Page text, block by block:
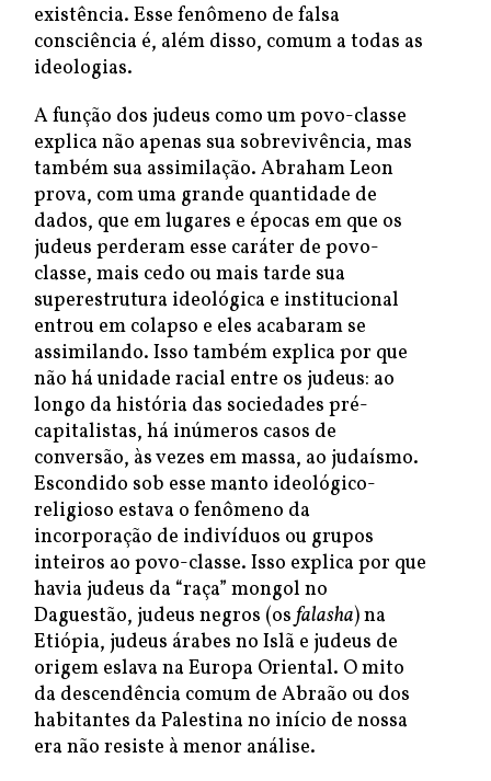
existência. Esse fenômeno de falsa
consciência é, além disso, comum a todas as
ideologias.
A função dos judeus como um povo-classe
explica não apenas sua sobrevivência, mas
também sua assimilação. Abraham Leon
prova, com uma grande quantidade de
dados, que em lugares e épocas em que os
judeus perderam esse caráter de povo-
classe, mais cedo ou mais tarde sua
superestrutura ideológica e institucional
entrou em colapso e eles acabaram se
assimilando. Isso também explica por que
não há unidade racial entre os judeus: ao
longo da história das sociedades pré-
capitalistas, há inúmeros casos de
conversão, às vezes em massa, ao judaísmo.
Escondido sob esse manto ideológico-
religioso estava o fenômeno da
incorporação de indivíduos ou grupos
inteiros ao povo-classe. Isso explica por que
havia judeus da “raça” mongol no
Daguestão, judeus negros (os falasha) na
Etiópia, judeus árabes no Islã e judeus de
origem eslava na Europa Oriental. O mito
da descendência comum de Abraão ou dos
habitantes da Palestina no início de nossa
era não resiste à menor análise.